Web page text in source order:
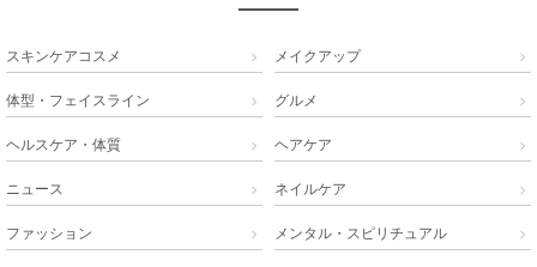
スキンケアコスメ  メイクアップ 
体型・フェイスライン  グルメ 
ヘルスケア・体質  ヘアケア 
ニュース  ネイルケア 
ファッション  メンタル・スピリチュアル 